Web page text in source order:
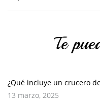
Te
¿Qué incluye un crucero
13 marzo, 2025